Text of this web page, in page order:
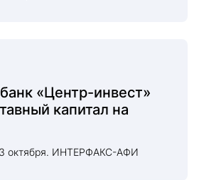
«Центр-инвест»
капитал на
октября. ИНТЕРФАКС-АФИ